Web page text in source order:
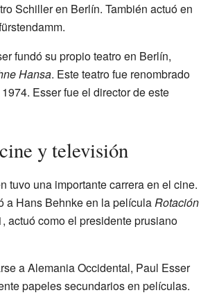
Schiller en Berlín. También actuó en
fundó su propio teatro en Berlín,
Hansa. Este teatro fue renombrado
Esser fue el director de este
y televisión
tuvo una importante carrera en el cine.
a Hans Behnke en la películaRotación
actuó como el presidente prusiano
a Alemania Occidental, Paul Esser
papeles secundarios en películas.